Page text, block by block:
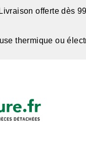
offerte
thermique ou